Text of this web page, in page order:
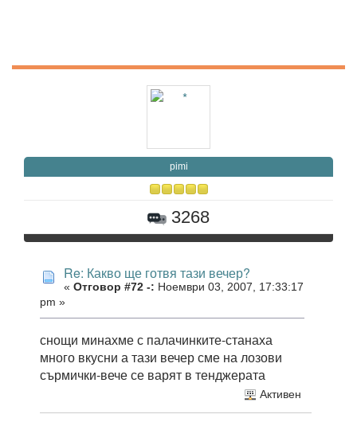
pimi
3268
Re: Какво ще готвя тази вечер?
« Отговор #72 -: Ноември 03, 2007, 17:33:17
pm »
снощи минахме с палачинките-станаха
много вкусни а тази вечер сме на лозови
сърмички-вече се варят в тенджерата
Активен